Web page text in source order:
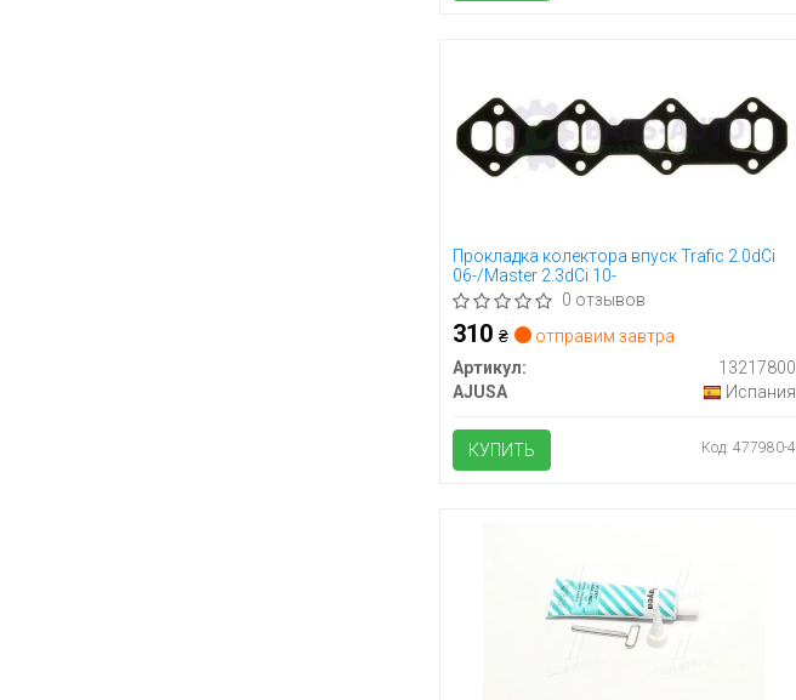
Прокладка колектора впуск Trafic 2.0dCi
06-/Master 2.3dCi 10-
0 отзывов
310 ₴
отправим завтра
Артикул:
13217800
AJUSA
Испания
КУПИТЬ Код: 477980-4